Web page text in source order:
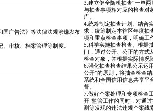
3.建立健全随机抽查“一单两
与抽查事项相对应的检查对
库。
4.统筹制定抽查计划。结合
求，统筹制定本辖区年度抽
项和重点检查事项，明确工
5.科学实施抽查检查。根据
门
，通过公开、公正的方式
检查对象，并根据实际情况
6.强化抽查检查结果公示运
公开”的原则，将抽查检查
系统和全国信用信息共享平
督。
7.做好个案处理和专项检查
开”监管工作的同时，对通
测等发现的违法违规个案线
国广告法》 等法律法规涉嫌发布
审核、档案管理等制度。